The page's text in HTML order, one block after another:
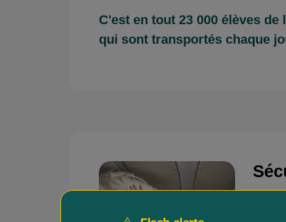
C'est en tout 23 000 élèves
qui sont transportés chaque
Chez